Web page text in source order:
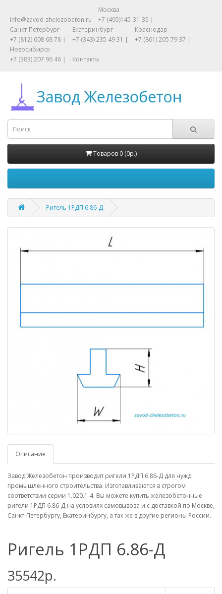
info@zavod-zhelezobeton.ru
Москва
+7 (495)145-31-35 |
Санкт-Петербург
+7 (812) 608 68 78 |
Екатеринбург
+7 (343) 235 49 31 |
Краснодар
+7 (861) 205 79 37 |
Новосибирск
+7 (383) 207 96 46 |
Контакты
Товаров 0 (0р.)
Ригель 1РДП 6.86-Д
Описание
Завод Железобетон производит ригели 1РДП 6.86-Д для нужд
промышленного строительства. Изготавливаются в строгом
соответствии серии 1.020.1-4. Вы можете купить железобетонные
ригели 1РДП 6.86-Д на условиях самовывоза и с доставкой по Москве,
Санкт-Петербургу, Екатеринбургу, а так же в другие регионы России.
Ригель 1РДП 6.86-Д
35542р.